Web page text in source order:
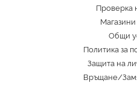
Проверка
Oбщи
Политика за
Защита на
Връщане/